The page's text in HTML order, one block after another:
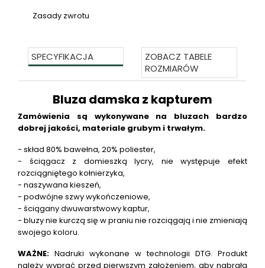
Zasady zwrotu
SPECYFIKACJA
ZOBACZ TABELE
ROZMIARÓW
Bluza damska z kapturem
Zamówienia są wykonywane na bluzach bardzo
dobrej jakości, materiale grubym i trwałym.
- skład 80% bawełna, 20% poliester,
- ściągacz z domieszką lycry, nie występuje efekt
rozciągniętego kołnierzyka,
- naszywana kieszeń,
- podwójne szwy wykończeniowe,
- ściągany dwuwarstwowy kaptur,
- bluzy nie kurczą się w praniu nie rozciągają i nie zmieniają
swojego koloru.
WAŻNE: Nadruki wykonane w technologii DTG. Produkt
należy wyprać przed pierwszym założeniem, aby nabrała